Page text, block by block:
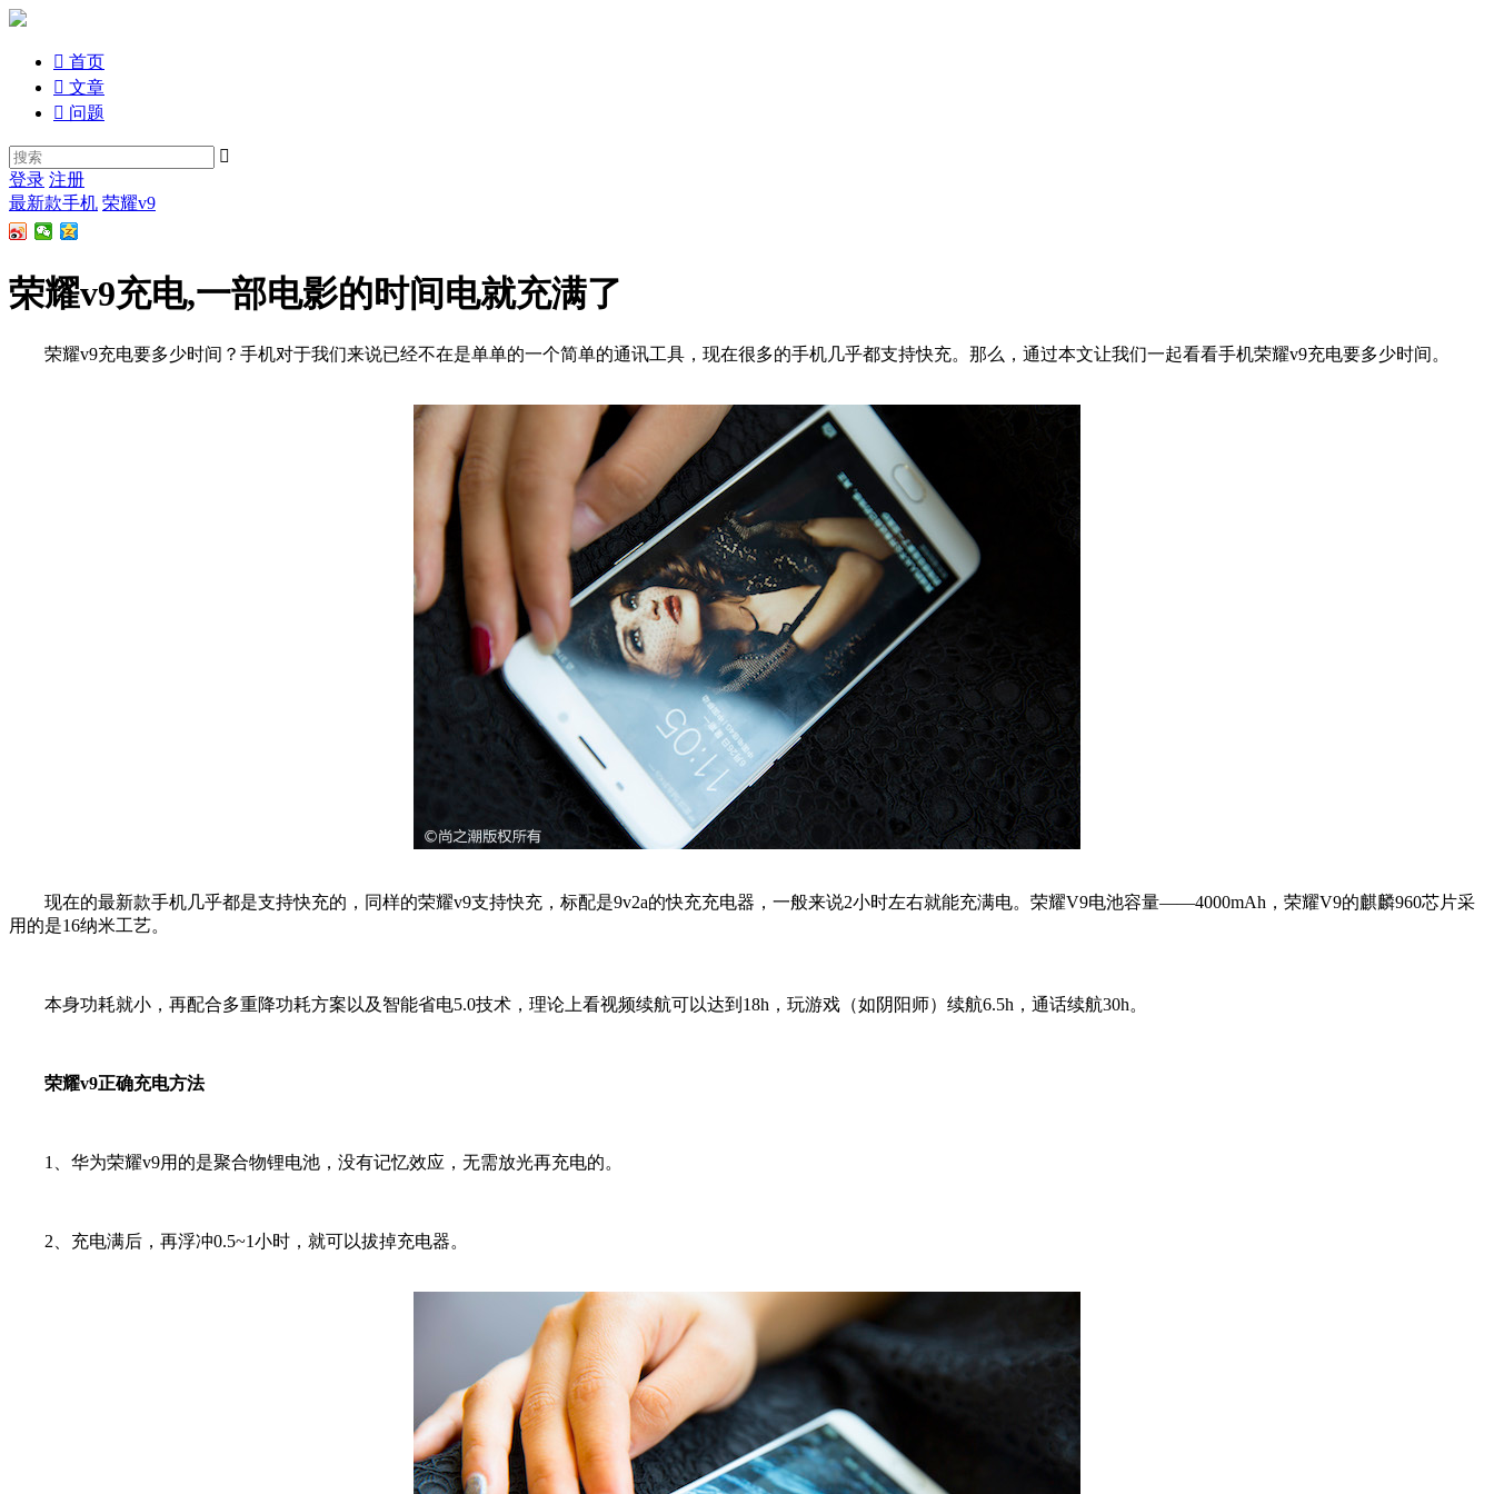
 首页
 文章
 问题

登录 注册
最新款手机 荣耀v9
荣耀v9充电,一部电影的时间电就充满了
荣耀v9充电要多少时间？手机对于我们来说已经不在是单单的一个简单的通讯工具，现在很多的手机几乎都支持快充。那么，通过本文让我们一起看看手机荣耀v9充电要多少时间。
现在的最新款手机几乎都是支持快充的，同样的荣耀v9支持快充，标配是9v2a的快充充电器，一般来说2小时左右就能充满电。荣耀V9电池容量——4000mAh，荣耀V9的麒麟960芯片采
用的是16纳米工艺。
本身功耗就小，再配合多重降功耗方案以及智能省电5.0技术，理论上看视频续航可以达到18h，玩游戏（如阴阳师）续航6.5h，通话续航30h。
荣耀v9正确充电方法
1、华为荣耀v9用的是聚合物锂电池，没有记忆效应，无需放光再充电的。
2、充电满后，再浮冲0.5~1小时，就可以拔掉充电器。